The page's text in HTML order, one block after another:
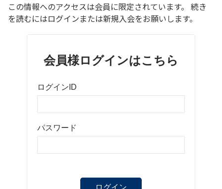
この情報へのアクセスは会員に限定されています。 続き
を読むにはログインまたは新規入会をお願いします。
会員様ログインはこちら
ログインID
パスワード